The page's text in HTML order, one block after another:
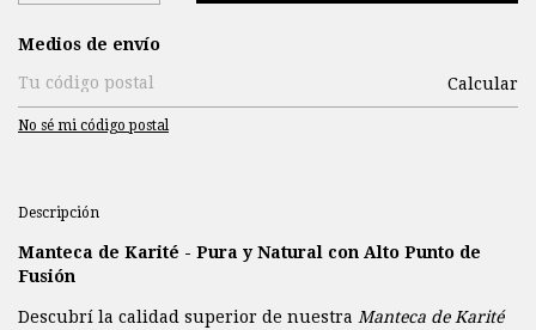
Entregas para el CP:
Medios de envío
Calcular
No sé mi código postal
Descripción
Manteca de Karité - Pura y Natural con Alto Punto de
Fusión
Descubrí la calidad superior de nuestra Manteca de Karité